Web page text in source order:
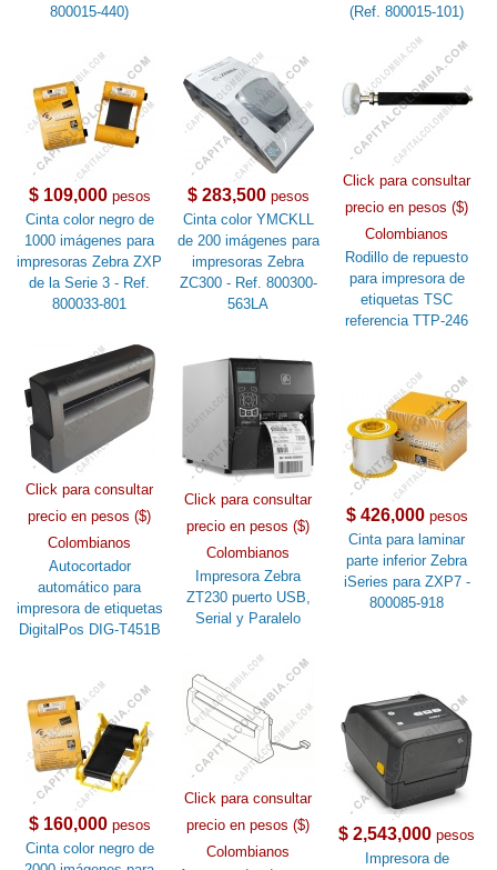
800015-440)
(Ref. 800015-101)
$ 109,000pesos
Cinta color negro de
1000 imágenes para
impresoras Zebra ZXP
de la Serie 3 - Ref.
800033-801
$ 283,500pesos
Cinta color YMCKLL
de 200 imágenes para
impresoras Zebra
ZC300 - Ref. 800300-
563LA
Click para consultar
precio en pesos ($)
Colombianos
Rodillo de repuesto
para impresora de
etiquetas TSC
referencia TTP-246
Click para consultar
precio en pesos ($)
Colombianos
Autocortador
automático para
impresora de etiquetas
DigitalPos DIG-T451B
Click para consultar
precio en pesos ($)
Colombianos
Impresora Zebra
ZT230 puerto USB,
Serial y Paralelo
$ 426,000pesos
Cinta para laminar
parte inferior Zebra
iSeries para ZXP7 -
800085-918
$ 160,000pesos
Cinta color negro de
Click para consultar
precio en pesos ($)
Colombianos
$ 2,543,000 pesos
Impresora de